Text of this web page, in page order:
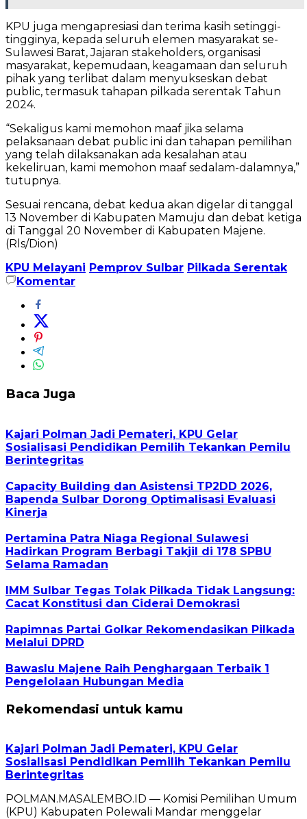
KPU juga mengapresiasi dan terima kasih setinggi-
tingginya, kepada seluruh elemen masyarakat se-
Sulawesi Barat, Jajaran stakeholders, organisasi
masyarakat, kepemudaan, keagamaan dan seluruh
pihak yang terlibat dalam menyukseskan debat
public, termasuk tahapan pilkada serentak Tahun
2024.
“Sekaligus kami memohon maaf jika selama
pelaksanaan debat public ini dan tahapan pemilihan
yang telah dilaksanakan ada kesalahan atau
kekeliruan, kami memohon maaf sedalam-dalamnya,”
tutupnya.
Sesuai rencana, debat kedua akan digelar di tanggal
13 November di Kabupaten Mamuju dan debat ketiga
di Tanggal 20 November di Kabupaten Majene.
(Rls/Dion)
KPU Melayani Pemprov Sulbar Pilkada Serentak
Komentar
Baca Juga
Kajari Polman Jadi Pemateri, KPU Gelar
Sosialisasi Pendidikan Pemilih Tekankan Pemilu
Berintegritas
Capacity Building dan Asistensi TP2DD 2026,
Bapenda Sulbar Dorong Optimalisasi Evaluasi
Kinerja
Pertamina Patra Niaga Regional Sulawesi
Hadirkan Program Berbagi Takjil di 178 SPBU
Selama Ramadan
‎IMM Sulbar Tegas Tolak Pilkada Tidak Langsung:
Cacat Konstitusi dan Ciderai Demokrasi
Rapimnas Partai Golkar Rekomendasikan Pilkada
Melalui DPRD
Bawaslu Majene Raih Penghargaan Terbaik 1
Pengelolaan Hubungan Media
Rekomendasi untuk kamu
Kajari Polman Jadi Pemateri, KPU Gelar
Sosialisasi Pendidikan Pemilih Tekankan Pemilu
Berintegritas
POLMAN.MASALEMBO.ID — Komisi Pemilihan Umum
(KPU) Kabupaten Polewali Mandar menggelar